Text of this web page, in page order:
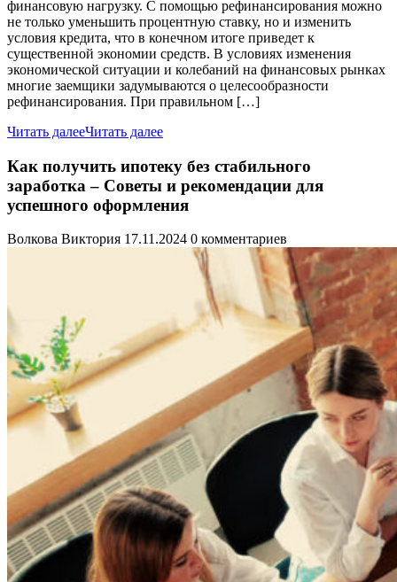
финансовую нагрузку. С помощью рефинансирования можно
не только уменьшить процентную ставку, но и изменить
условия кредита, что в конечном итоге приведет к
существенной экономии средств. В условиях изменения
экономической ситуации и колебаний на финансовых рынках
многие заемщики задумываются о целесообразности
рефинансирования. При правильном […]
Читать далееЧитать далее
Как получить ипотеку без стабильного
заработка – Советы и рекомендации для
успешного оформления
Волкова Виктория 17.11.2024 0 комментариев